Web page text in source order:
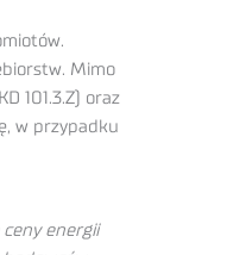
Mimo
101.3.Z) oraz
w przypadku
energii